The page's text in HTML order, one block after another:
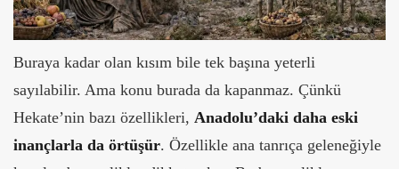
Buraya kadar olan kısım bile tek başına yeterli
sayılabilir. Ama konu burada da kapanmaz. Çünkü
Hekate’nin bazı özellikleri, Anadolu’daki daha eski
inançlarla da örtüşür. Özellikle ana tanrıça geleneğiyle